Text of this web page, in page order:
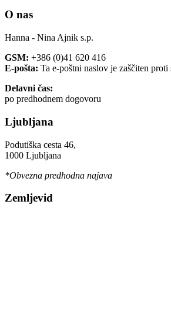
O nas
Hanna - Nina Ajnik s.p.
GSM: +386 (0)41 620 416
E-pošta: Ta e-poštni naslov je zaščiten
Delavni čas:
po predhodnem dogovoru
Ljubljana
Podutiška cesta 46,
1000 Ljubljana
*Obvezna predhodna najava
Zemljevid